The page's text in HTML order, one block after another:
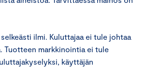
ilmi. Kuluttajaa ei tule johtaa
Tuotteen markkinointia ei tule
käyttäjän